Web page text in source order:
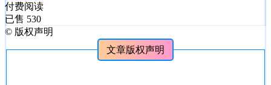
付费阅读
已售 530
© 版权声明
文章版权声明